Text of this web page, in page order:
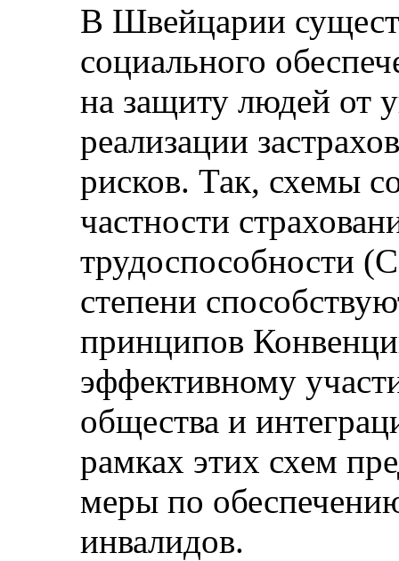
В Швейцарии
социального
на защиту людей от
реализации
рисков. Так, схемы
частности
трудоспособности
степени
принципов
эффективному
общества и
рамках этих схем
меры по
инвалидов.